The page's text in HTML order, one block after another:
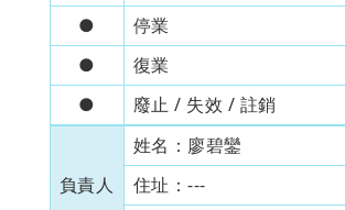
●
停業
●
復業
●
廢止 / 失效 / 註銷
負責人
姓名： 廖碧鑾
住址：---